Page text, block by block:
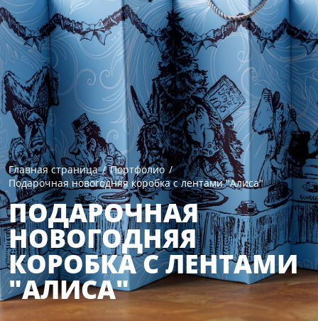
Главная страница / Портфолио /
Подарочная новогодняя коробка с лентами "Алиса"
ПОДАРОЧНАЯ
НОВОГОДНЯЯ
КОРОБКА С ЛЕНТАМИ
"АЛИСА"